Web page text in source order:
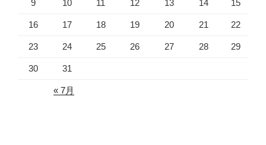
9 10 11 12 13 14 15
16 17 18 19 20 21 22
23 24 25 26 27 28 29
30 31
« 7月